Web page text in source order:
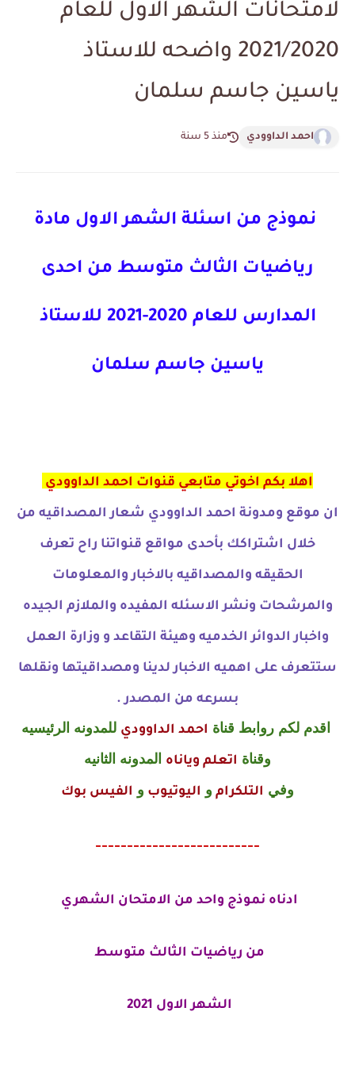
لامتحانات الشهر الاول للعام
2021/2020 واضحه للاستاذ
ياسين جاسم سلمان
احمد الداوودي منذ 5 سنة
نموذج من اسئلة الشهر الاول مادة
رياضيات الثالث متوسط من احدى
المدارس للعام 2020-2021 للاستاذ
ياسين جاسم سلمان
اهلا بكم اخوتي متابعي قنوات احمد الداوودي
ان موقع ومدونة احمد الداوودي شعار المصداقيه من
خلال اشتراكك بأحدى مواقع قنواتنا راح تعرف
الحقيقه والمصداقيه بالاخبار والمعلومات
والمرشحات ونشر الاسئله المفيده والملازم الجيده
واخبار الدوائر الخدميه وهيئة التقاعد و وزارة العمل
ستتعرف على اهميه الاخبار لدينا ومصداقيتها ونقلها
بسرعه من المصدر .
اقدم لكم روابط قناة احمد الداوودي للمدونه الرئيسيه
وقناة اتعلم وياناه
المدونه الثانيه
وفي التلكرام و اليوتيوب و الفيس بوك
--------------------------
ادناه نموذج واحد من الامتحان الشهري
من رياضيات الثالث متوسط
الشهر الاول 2021